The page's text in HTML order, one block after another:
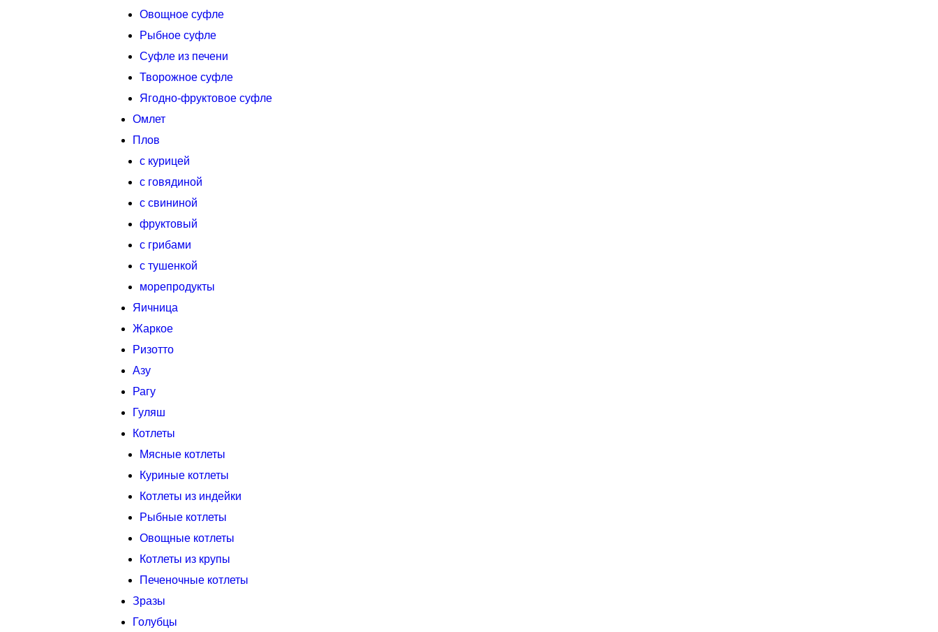
Овощное суфле
Рыбное суфле
Суфле из печени
Творожное суфле
Ягодно-фруктовое суфле
Омлет
Плов
с курицей
с говядиной
с свининой
фруктовый
с грибами
с тушенкой
морепродукты
Яичница
Жаркое
Ризотто
Азу
Рагу
Гуляш
Котлеты
Мясные котлеты
Куриные котлеты
Котлеты из индейки
Рыбные котлеты
Овощные котлеты
Котлеты из крупы
Печеночные котлеты
Зразы
Голубцы